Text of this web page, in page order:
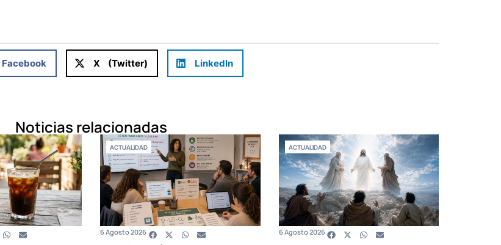
Facebook X (Twitter) LinkedIn
Noticias relacionadas
ACTUALIDAD
6 Agosto 2026
ACTUALIDAD
6 Agosto 2026